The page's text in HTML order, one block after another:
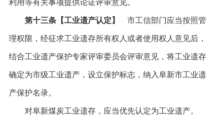
利用等有关事项提供论证评审意见。
第十三条【工业遗产认定】 市工信部门应当按照管
理权限，经征求工业遗存所有权人或者使用权人意见后，
结合工业遗产保护专家评审委员会评审意见，将工业遗存
确定为市级工业遗产，设立保护标志，纳入阜新市工业遗
产保护名录。
对阜新煤炭工业遗存，应当优先认定为工业遗产。